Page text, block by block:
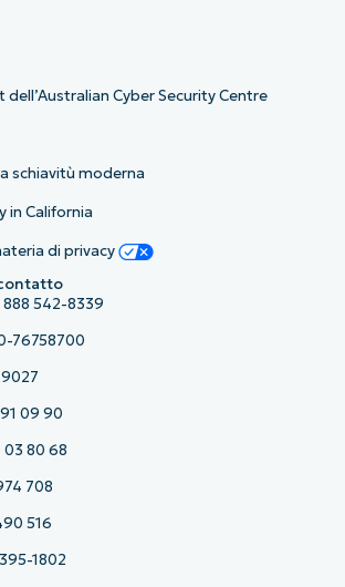
dell’Australian Cyber Security Centre
schiavitù moderna
in California
di privacy
888 542-8339
76758700
09 90
80 68
708
516
1802